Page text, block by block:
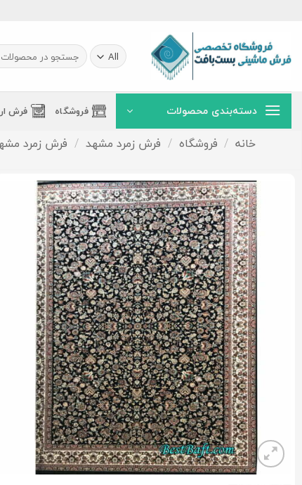
content
جستجو
برای:
دسته‌بندی محصولات فروشگاه فرش
خانه / فروشگاه / فرش زمرد مشهد / فرش زمرد مشهد 500